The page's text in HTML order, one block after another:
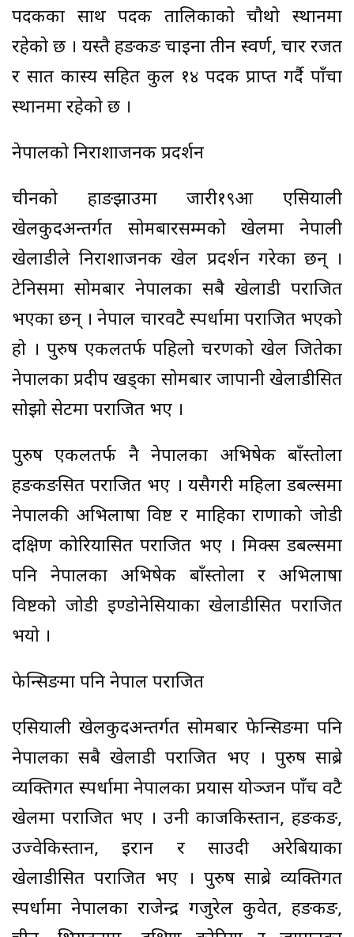
पदकका साथ पदक तालिकाको चौथो स्थानमा
रहेको छ । यस्तै हङकङ चाइना तीन स्वर्ण, चार रजत
र सात कास्य सहित कुल १४ पदक प्राप्त गर्दै पाँचौँ
स्थानमा रहेको छ ।
नेपालको निराशाजनक प्रदर्शन
चीनको हाङझाउमा जारी१९औँ एसियाली
खेलकुदअन्तर्गत सोमबारसम्मको खेलमा नेपाली
खेलाडीले निराशाजनक खेल प्रदर्शन गरेका छन् ।
टेनिसमा सोमबार नेपालका सबै खेलाडी पराजित
भएका छन् । नेपाल चारवटै स्पर्धामा पराजित भएको
हो । पुरुष एकलतर्फ पहिलो चरणको खेल जितेका
नेपालका प्रदीप खड्का सोमबार जापानी खेलाडीसित
सोझो सेटमा पराजित भए ।
पुरुष एकलतर्फ नै नेपालका अभिषेक बाँस्तोला
हङकङसित पराजित भए । यसैगरी महिला डबल्समा
नेपालकी अभिलाषा विष्ट र माहिका राणाको जोडी
दक्षिण कोरियासित पराजित भए । मिक्स डबल्समा
पनि नेपालका अभिषेक बाँस्तोला र अभिलाषा
विष्टको जोडी इण्डोनेसियाका खेलाडीसित पराजित
भयो ।
फेन्सिङमा पनि नेपाल पराजित
एसियाली खेलकुदअन्तर्गत सोमबार फेन्सिङमा पनि
नेपालका सबै खेलाडी पराजित भए । पुरुष साब्रे
व्यक्तिगत स्पर्धामा नेपालका प्रयास योञ्जन पाँच वटै
खेलमा पराजित भए । उनी काजकिस्तान, हङकङ,
उज्वेकिस्तान, इरान र साउदी अरेबियाका
खेलाडीसित पराजित भए । पुरुष साब्रे व्यक्तिगत
स्पर्धामा नेपालका राजेन्द्र गजुरेल कुवेत, हङकङ,